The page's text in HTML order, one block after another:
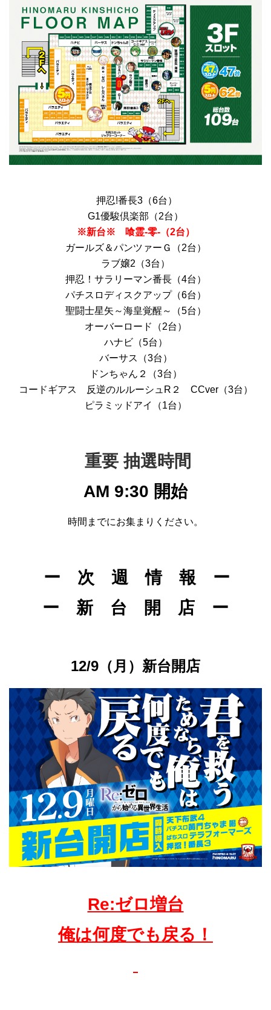
押忍!番長3（6台）
G1優駿倶楽部（2台）
※新台※ 喰霊-零-（2台）
ガールズ＆パンツァーＧ（2台）
ラブ嬢2（3台）
押忍！サラリーマン番長（4台）
パチスロディスクアップ（6台）
聖闘士星矢～海皇覚醒～（5台）
オーバーロード（2台）
ハナビ（5台）
バーサス（3台）
ドンちゃん２（3台）
コードギアス 反逆のルルーシュR２ CCver（3台）
ピラミッドアイ（1台）
重要 抽選時間
AM 9:30 開始
時間までにお集まりください。
ー 次 週 情 報 ー
ー 新 台 開 店 ー
12/9（月）新台開店
Re:ゼロ増台
俺は何度でも戻る！